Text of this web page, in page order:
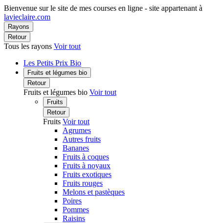
Bienvenue sur le site de mes courses en ligne - site appartenant à
lavieclaire.com
Rayons
Retour
Tous les rayons Voir tout
Les Petits Prix Bio
Fruits et légumes bio
Retour
Fruits et légumes bio Voir tout
Fruits
Retour
Fruits Voir tout
Agrumes
Autres fruits
Bananes
Fruits à coques
Fruits à noyaux
Fruits exotiques
Fruits rouges
Melons et pastèques
Poires
Pommes
Raisins